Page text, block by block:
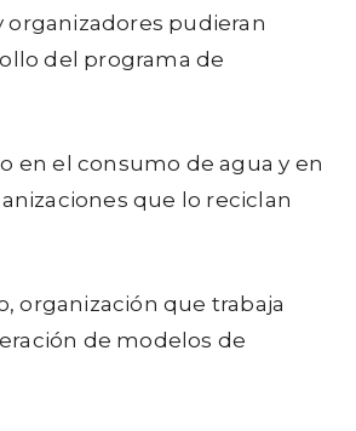
pudieran
del programa de
en el consumo de agua y en
que lo reciclan
organización que trabaja
de modelos de